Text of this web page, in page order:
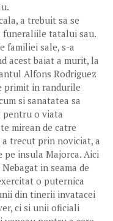
a trebuit sa se
funeraliile tatalui sau.
familiei sale, s-a
acest baiat a murit, la
Alfons Rodriguez
primit in randurile
si sanatatea sa
o viata
mirean de catre
a trecut prin noviciat, a
insula Majorca. Aici
in seama de
o puternica
din tinerii invatacei
ci si unii oficiali